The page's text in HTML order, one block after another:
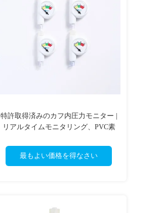
特許取得済みのカフ内圧力モニター |
リアルタイムモニタリング、PVC素
最もよい価格を得なさい